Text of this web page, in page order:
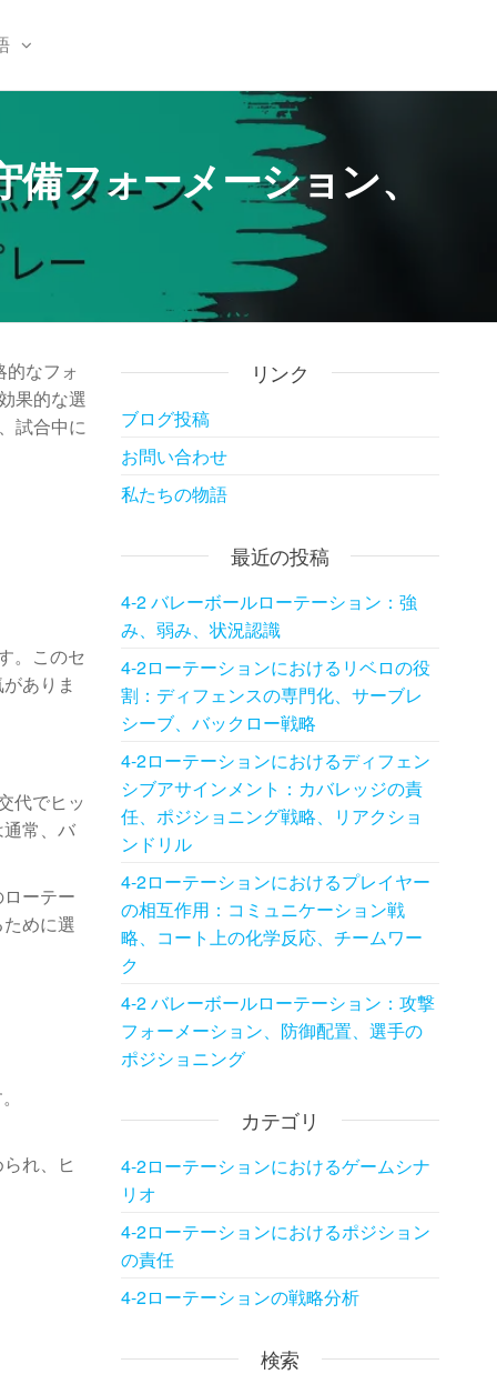
フォーメーション、
なフォ
果的な選
試合中に
。このセ
ありま
代でヒッ
常、バ
ーテー
めに選
れ、ヒ
リンク
ブログ投稿
お問い合わせ
私たちの物語
最近の投稿
4-2 バレーボールローテーション：強
み、弱み、状況認識
4-2ローテーションにおけるリベロの役
割：ディフェンスの専門化、サーブレ
シーブ、バックロー戦略
4-2ローテーションにおけるディフェン
シブアサインメント：カバレッジの責
任、ポジショニング戦略、リアクショ
ンドリル
4-2ローテーションにおけるプレイヤー
の相互作用：コミュニケーション戦
略、コート上の化学反応、チームワー
ク
4-2 バレーボールローテーション：攻撃
フォーメーション、防御配置、選手の
ポジショニング
カテゴリ
4-2ローテーションにおけるゲームシナ
リオ
4-2ローテーションにおけるポジション
の責任
4-2ローテーションの戦略分析
検索